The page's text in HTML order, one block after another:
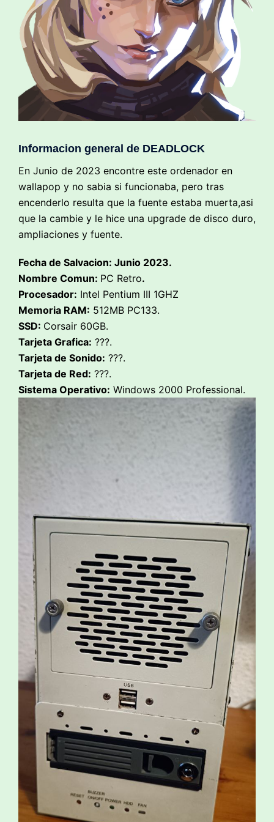
Informacion general de DEADLOCK
En Junio de 2023 encontre este ordenador en
wallapop y no sabia si funcionaba, pero tras
encenderlo resulta que la fuente estaba muerta,asi
que la cambie y le hice una upgrade de disco duro,
ampliaciones y fuente.
Fecha de Salvacion: Junio 2023.
Nombre Comun: PC Retro.
Procesador: Intel Pentium III 1GHZ
Memoria RAM: 512MB PC133.
SSD: Corsair 60GB.
Tarjeta Grafica: ???.
Tarjeta de Sonido: ???.
Tarjeta de Red: ???.
Sistema Operativo: Windows 2000 Professional.